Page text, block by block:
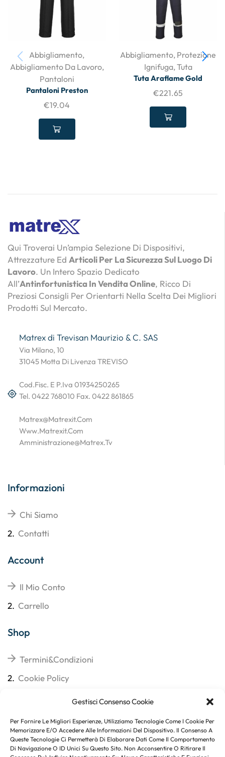
Gestisci Consenso Cookie
Per Fornire Le Migliori Esperienze, Utilizziamo Tecnologie Come I Cookie Per
Memorizzare E/o Accedere Alle Informazioni Del Dispositivo. Il Consenso A
Queste Tecnologie Ci Permetterà Di Elaborare Dati Come Il Comportamento
Di Navigazione O ID Unici Su Questo Sito. Non Acconsentire O Ritirare Il
Abbigliamento,
Abbigliamento Da Lavoro,
Pantaloni
Pantaloni Preston
€19.04
Abbigliamento, Protezione
Ignifuga,Tuta
Tuta Araflame Gold
€221.65
Qui Troverai Un’ampia Selezione Di Dispositivi,
Attrezzature Ed Articoli Per La Sicurezza Sul Luogo Di
Lavoro. Un Intero Spazio Dedicato
All’Antinfortunistica In Vendita Online, Ricco Di
Preziosi Consigli Per Orientarti Nella Scelta Dei Migliori
Prodotti Sul Mercato.
Matrex di Trevisan Maurizio & C. SAS
Via Milano, 10
31045 Motta Di Livenza TREVISO
Cod.Fisc. E P.Iva 01934250265
Tel. 0422 768010 Fax. 0422 861865
Matrex@matrexit.com
Www.matrexit.com
Amministrazione@matrex.tv
Informazioni
Chi Siamo
2. Contatti
Account
Il Mio Conto
2. Carrello
Shop
Termini&Condizioni
2. Cookie Policy